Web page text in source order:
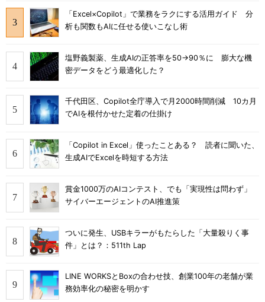
「Excel×Copilot」で業務をラクにする活用ガイド 分
析も関数もAIに任せる使いこなし術
塩野義製薬、生成AIの正答率を50→90％に 膨大な機
密データをどう最適化した？
千代田区、Copilot全庁導入で月2000時間削減 10カ月
でAIを根付かせた定着の仕掛け
「Copilot in Excel」使ったことある？ 読者に聞いた、
生成AIでExcelを時短する方法
賞金1000万のAIコンテスト、でも「実現性は問わず」
サイバーエージェントのAI推進策
ついに発生、USBキラーがもたらした「大量殺りく事
件」とは？：511th Lap
LINE WORKSとBoxの合わせ技、創業100年の老舗が業
務効率化の秘密を明かす